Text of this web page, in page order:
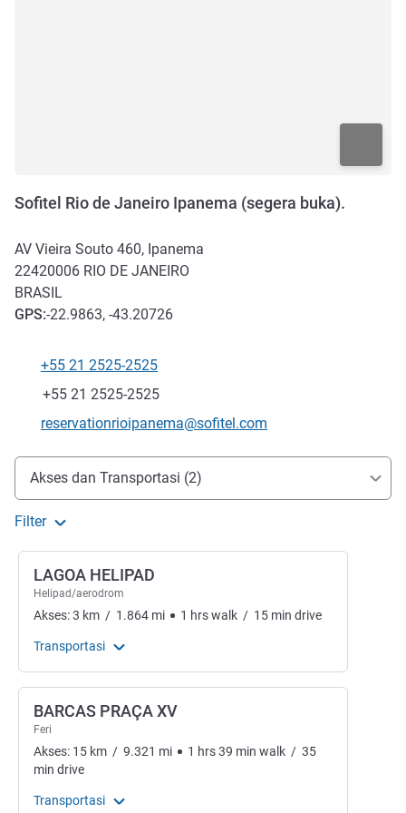
Sofitel Rio de Janeiro Ipanema (segera buka).
AV Vieira Souto 460, Ipanema
22420006 RIO DE JANEIRO
BRASIL
GPS:-22.9863, -43.20726
Telepon
+55 21 2525-2525
Fax
+55 21 2525-2525
Email kontak
reservationrioipanema@sofitel.com
Akses dan Transportasi
Akses dan Transportasi (2)
Filter
LAGOA HELIPAD
Helipad/aerodrom
Akses:3 km / 1.864 mi 1 hrswalk / 15 min drive
Transportasi
BARCAS PRAÇA XV
Feri
Akses: 15 km / 9.321 mi 1 hrs39 min walk / 35
min drive
Transportasi